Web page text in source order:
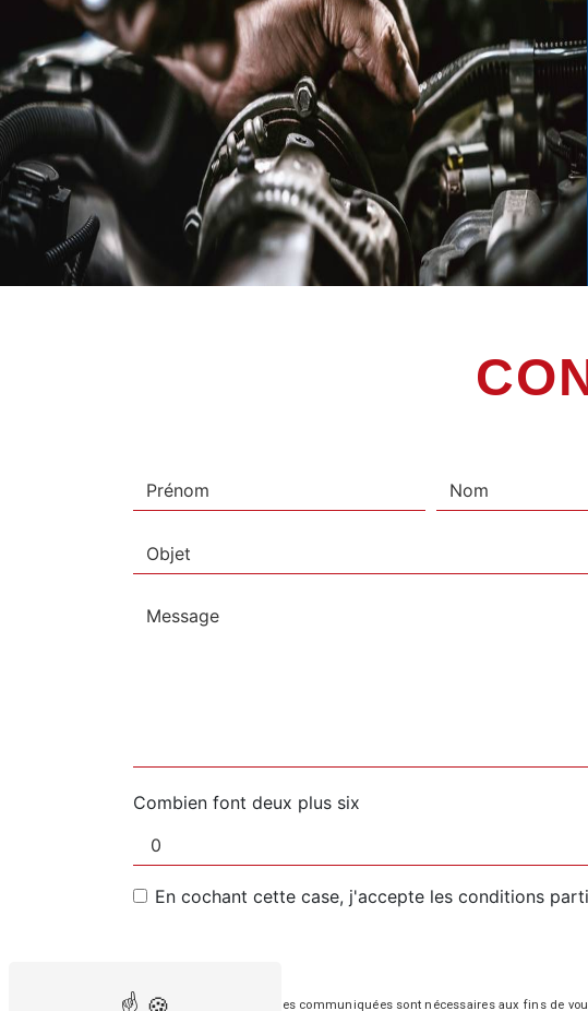
Combien font deux plus six
En cochant cette case, j'accepte les conditions
** Les données personnelles communiquées sont nécessaires aux fins de